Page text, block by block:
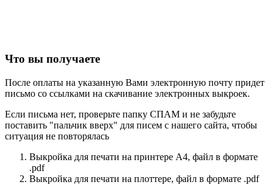
Что вы получаете
После оплаты на указанную Вами электронную почту придет
письмо со ссылками на скачивание электронных выкроек.
Если письма нет, проверьте папку СПАМ и не забудьте
поставить "пальчик вверх" для писем с нашего сайта, чтобы
ситуация не повторялась
Выкройка для печати на принтере А4, файл в формате
.pdf
Выкройка для печати на плоттере, файл в формате .pdf